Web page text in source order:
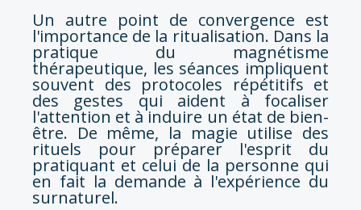
Un autre point de convergence est
l'importance de la ritualisation. Dans la
pratique du magnétisme
thérapeutique, les séances impliquent
souvent des protocoles répétitifs et
des gestes qui aident à focaliser
l'attention et à induire un état de bien-
être. De même, la magie utilise des
rituels pour préparer l'esprit du
pratiquant et celui de la personne qui
en fait la demande à l'expérience du
surnaturel.